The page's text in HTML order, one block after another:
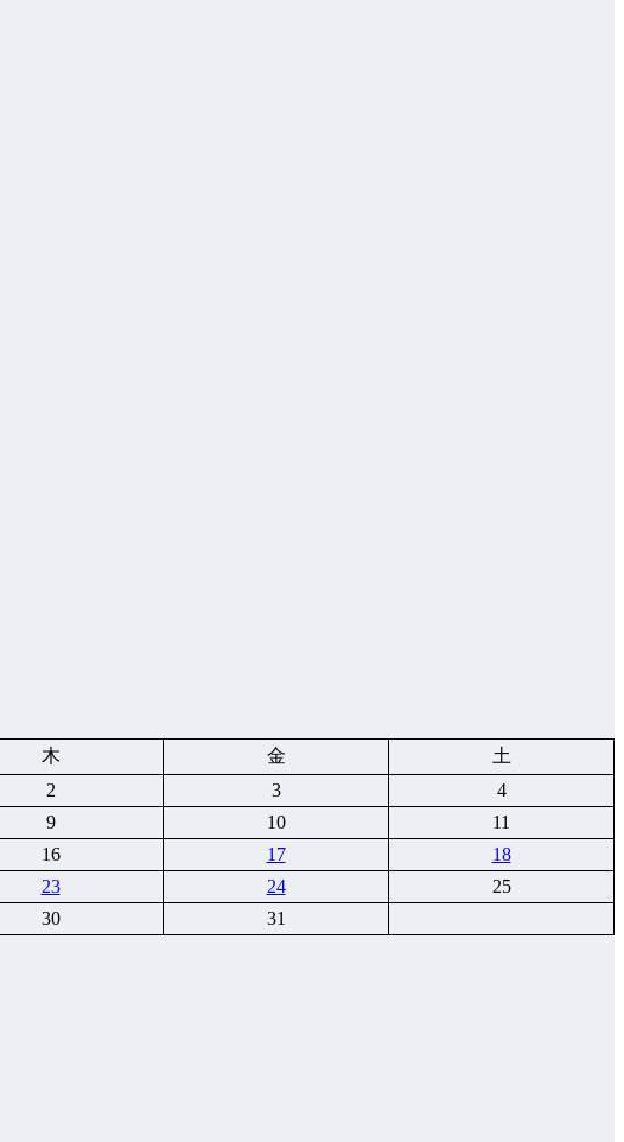
木 金
土
2 3
4
9 10
11
16 17
18
23 24
25
30
31